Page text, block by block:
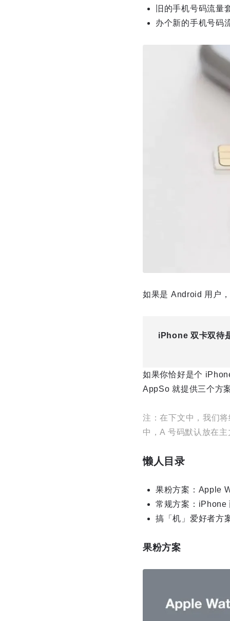
旧的手机号码流量
办个新的手机号码
如果是 Android 用户
iPhone 双卡双待
如果你恰好是个
AppSo 就提供三个方
注：在下文中，我们
中，A 号码默认放在
懒人目录
果粉方案：Apple
常规方案：iPhone
搞「机」爱好者方
果粉方案